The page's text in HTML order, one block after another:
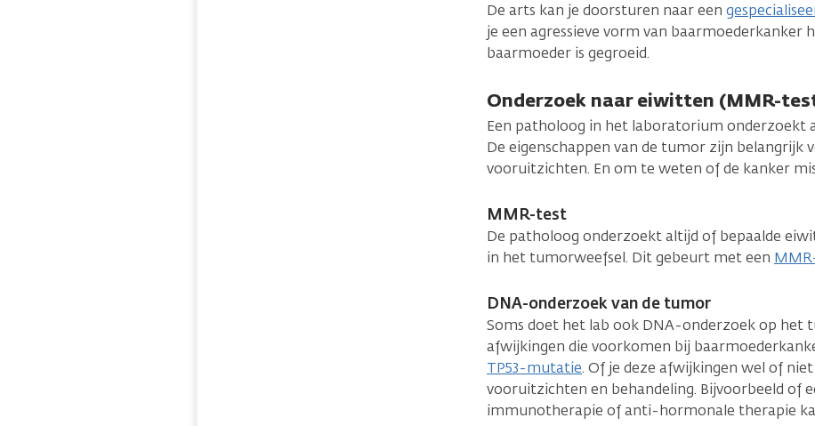
De arts kan je doorsturen naar een
je een agressieve vorm van baarmoederkanker
baarmoeder is gegroeid.
Onderzoek naar eiwitten (MMR-
Een patholoog in het laboratorium onderzoekt
De eigenschappen van de tumor zijn belangrijk
vooruitzichten. En om te weten of de kanker
MMR-test
De patholoog onderzoekt altijd of bepaalde
in het tumorweefsel. Dit gebeurt met een
DNA-onderzoek van de tumor
Soms doet het lab ook DNA-onderzoek op het
afwijkingen die voorkomen bij
TP53-mutatie. Of je deze afwijkingen wel of
vooruitzichten en behandeling. Bijvoorbeeld of
immunotherapie of anti-hormonale therapie